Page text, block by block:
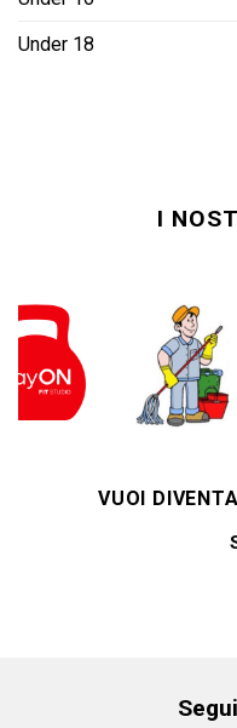
Under 18
I
VUOI